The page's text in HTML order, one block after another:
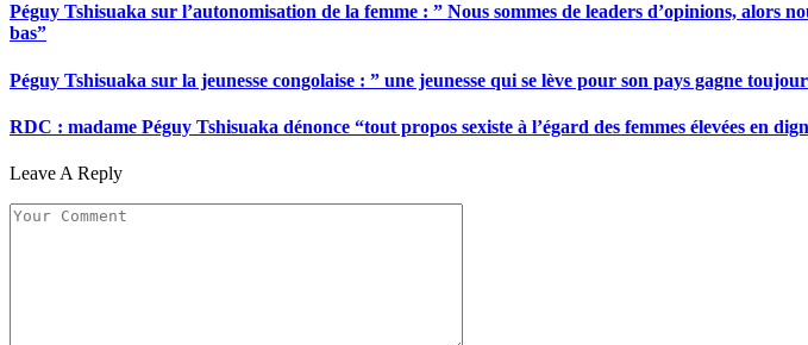
Péguy Tshisuaka sur l’autonomisation de la femme : ” Nous sommes de leaders d’opinions,
bas”
Péguy Tshisuaka sur la jeunesse congolaise : ” une jeunesse qui se lève pour son pays gagne
RDC : madame Péguy Tshisuaka dénonce “tout propos sexiste à l’égard des femmes élevées en
Leave A Reply